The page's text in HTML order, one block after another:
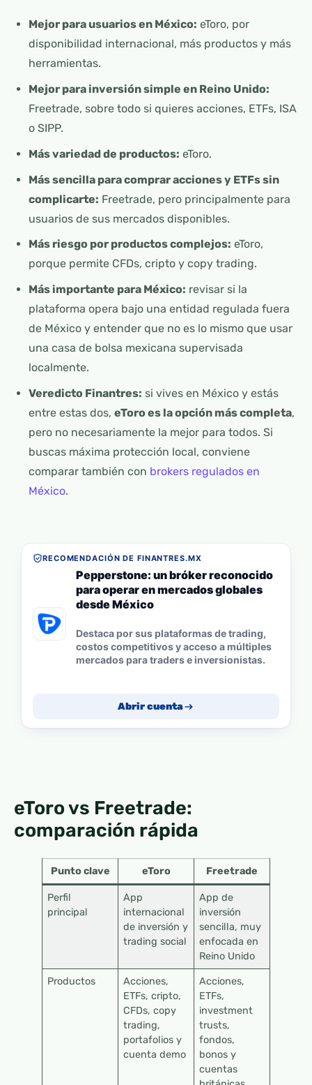
Mejor para usuarios en México: eToro, por
disponibilidad internacional, más productos y más
herramientas.
Mejor para inversión simple en Reino Unido:
Freetrade, sobre todo si quieres acciones, ETFs, ISA
o SIPP.
Más variedad de productos: eToro.
Más sencilla para comprar acciones y ETFs sin
complicarte: Freetrade, pero principalmente para
usuarios de sus mercados disponibles.
Más riesgo por productos complejos: eToro,
porque permite CFDs, cripto y copy trading.
Más importante para México: revisar si la
plataforma opera bajo una entidad regulada fuera
de México y entender que no es lo mismo que usar
una casa de bolsa mexicana supervisada
localmente.
Veredicto Finantres: si vives en México y estás
entre estas dos, eToro es la opción más completa,
pero no necesariamente la mejor para todos. Si
buscas máxima protección local, conviene
comparar también con brokers regulados en
México.
RECOMENDACIÓN DE FINANTRES.MX
Pepperstone: un bróker reconocido
para operar en mercados globales
desde México
Destaca por sus plataformas de trading,
costos competitivos y acceso a múltiples
mercados para traders e inversionistas.
Abrir cuenta
eToro vs Freetrade:
comparación rápida
Punto clave eToro Freetrade
Perfil
principal
App
internacional
de inversión y
trading social
App de
inversión
sencilla, muy
enfocada en
Reino Unido
Productos
Acciones,
ETFs, cripto,
CFDs, copy
trading,
portafolios y
cuenta demo
Acciones,
ETFs,
investment
trusts,
fondos,
bonos y
cuentas